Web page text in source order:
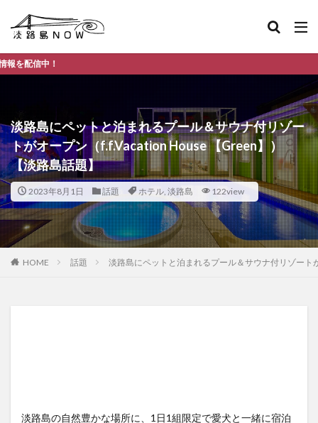
淡路島にペットと泊まれるプール＆サウナ付リゾー
トがオープン（f.f.Vacation House 【Green】）
【淡路島話題】
2023年8月1日 話題 ホテル, 淡路島 122view
HOME 話題 淡路島にペットと泊まれるプール＆サウナ付リゾー
淡路島の自然豊かな場所に、1日1組限定で愛犬と一緒に宿泊